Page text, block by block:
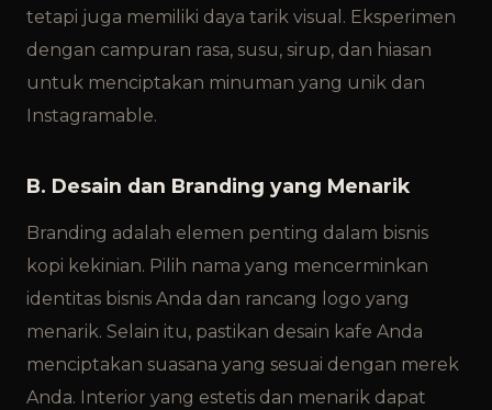
tetapi juga memiliki daya tarik visual. Eksperimen
dengan campuran rasa, susu, sirup, dan hiasan
untuk menciptakan minuman yang unik dan
Instagramable.
B. Desain dan Branding yang Menarik
Branding adalah elemen penting dalam bisnis
kopi kekinian. Pilih nama yang mencerminkan
identitas bisnis Anda dan rancang logo yang
menarik. Selain itu, pastikan desain kafe Anda
menciptakan suasana yang sesuai dengan merek
Anda. Interior yang estetis dan menarik dapat